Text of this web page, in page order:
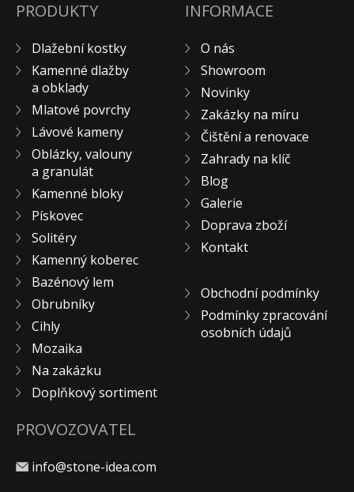
Pískovec
Solitéry
Kamenné bloky
Výrobky z kamene na zakázku
BERA GRAVEL FIX
Creative Floor
Terazzo
Doplňkový sortiment
DLAŽEBNÍ KOSTKY
KAMENNÉ DLAŽBY, OBKLADY
MLATOVÉ POVRCHY
ZAKÁZKY NA MÍRU
VÝPRODEJ
NOVINKY
BLOG
KONTAKT
PRODUKTY
Dlažební kostky
Kamenné dlažby
a obklady
Mlatové povrchy
Lávové kameny
Oblázky, valouny
a granulát
Kamenné bloky
Pískovec
Solitéry
Kamenný koberec
Bazénový lem
Obrubníky
Cihly
Mozaika
Na zakázku
Doplňkový sortiment
INFORMACE
O nás
Showroom
Novinky
Zakázky na míru
Čištění a renovace
Zahrady na klíč
Blog
Galerie
Doprava zboží
Kontakt
Obchodní podmínky
Podmínky zpracování
osobních údajů
PROVOZOVATEL
info@stone-idea.com